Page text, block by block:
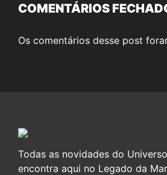
COMENTÁRIOS
Os comentários desse post
Todas as novidades do
encontra aqui no Legado da